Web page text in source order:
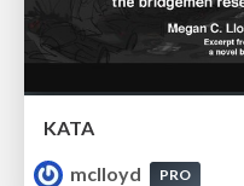
KATA
mclloyd
PRO